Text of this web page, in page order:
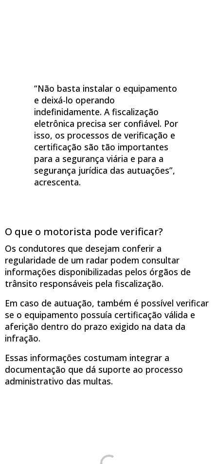
“Não basta instalar o equipamento
e deixá-lo operando
indefinidamente. A fiscalização
eletrônica precisa ser confiável. Por
isso, os processos de verificação e
certificação são tão importantes
para a segurança viária e para a
segurança jurídica das autuações”,
acrescenta.
O que o motorista pode verificar?
Os condutores que desejam conferir a
regularidade de um radar podem consultar
informações disponibilizadas pelos órgãos de
trânsito responsáveis pela fiscalização.
Em caso de autuação, também é possível verificar
se o equipamento possuía certificação válida e
aferição dentro do prazo exigido na data da
infração.
Essas informações costumam integrar a
documentação que dá suporte ao processo
administrativo das multas.